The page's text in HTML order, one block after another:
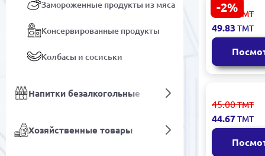
Замороженные продукты из мяса
Консервированные продукты
Колбасы и сосиськи
Напитки безалкогольные
Хозяйственные товары
-2%
GENÇ
Мёд
г
51.00ТМТ
49.83 ТМТ
GENÇ
Пчелиный
степные
45.00ТМТ
44.67ТМТ